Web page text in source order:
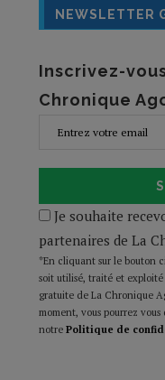
NEWSLETTER
Inscrivez-
Chronique
Je souhaite
partenaires de La
*En cliquant sur le bouton
soit utilisé, traité et
gratuite de La Chronique
moment, vous pourrez
notre Politique de